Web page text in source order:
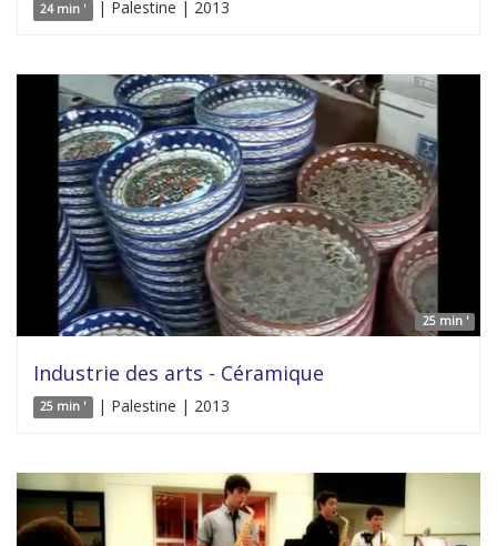
24 min ' | Palestine | 2013
25 min '
Industrie des arts - Céramique
25 min ' | Palestine | 2013